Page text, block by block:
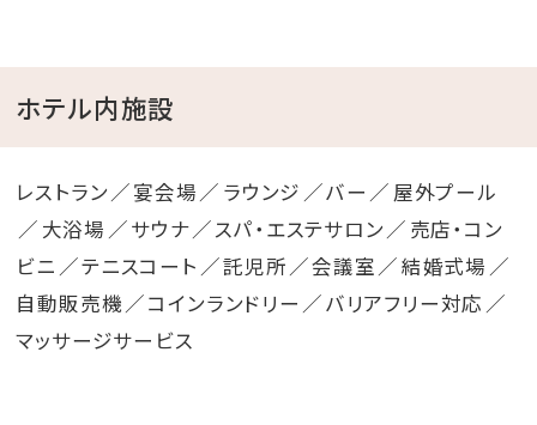
このたびは、リザンシーパークホテル谷茶ベイをご利用
いただき、誠にありがとうございます。
現在、ホテルの一部施設及びレストラン・バーは時間や
内容を変更して営業しております。ご不便をおかけいた
しますが、皆様のご理解とご協力を賜りますよう何卒よ
ろしくお願い申し上げます。
ホテル内施設
レストラン 宴会場 ラウンジ バー
屋外プール
大浴場
サウナ スパ・エステサロン
売店・コン
ビニ
テニスコート 託児所 会議室
結婚式場
自動販売機
コインランドリー
バリアフリー対応
マッサージサービス